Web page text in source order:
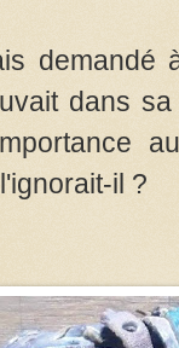
dans
il ?